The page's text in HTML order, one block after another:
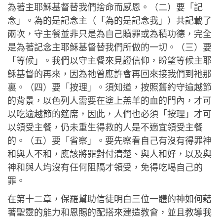
為著主耶穌基督替我們捨命而感恩。（二）要「記
念」。為的是記念主（「為的是記念我」）共記載了
兩次，守主餐並非只是為自己贖罪或為積功德，完全
是為著記念主耶穌基督替我們所做的一切。（三）要
「等候」。我們以守主餐來見證信仰，盼望等候主耶
穌基督的再來，因為祂曾應許會再回來接我們到衪那
裏。（四）要「按理」。須知道，按照舊約守逾越節
的背景，以色列人需要在塗上羔羊的血的門內，才可
以吃逾越節的筵席，因此，人們也必須「按理」才可
以領受主餐，仍未重生得救的人是不適宜領受主餐
的。（五）要「省察」。要先察看自己有沒有得罪神
和與人不和，應該將罪對付清楚、與人和好，以及與
神和與人均沒有任何阻隔才領受，免得吃喝自己的
罪。
在第十二章，保羅幫助信徒明白三位一體的神如何藉
著聖靈的能力和恩賜的配搭來建造教會，並且教導我